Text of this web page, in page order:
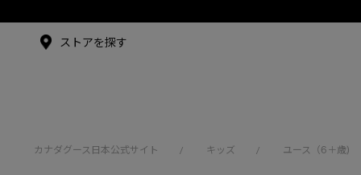
アンバサダー
ストアを探す
カナダグース日本公式サイト / キッズ / ユース（6＋歳)